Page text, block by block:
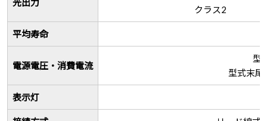
光出力
クラス2
平均寿命
電源電圧・消費電流
型
型式末
表示灯